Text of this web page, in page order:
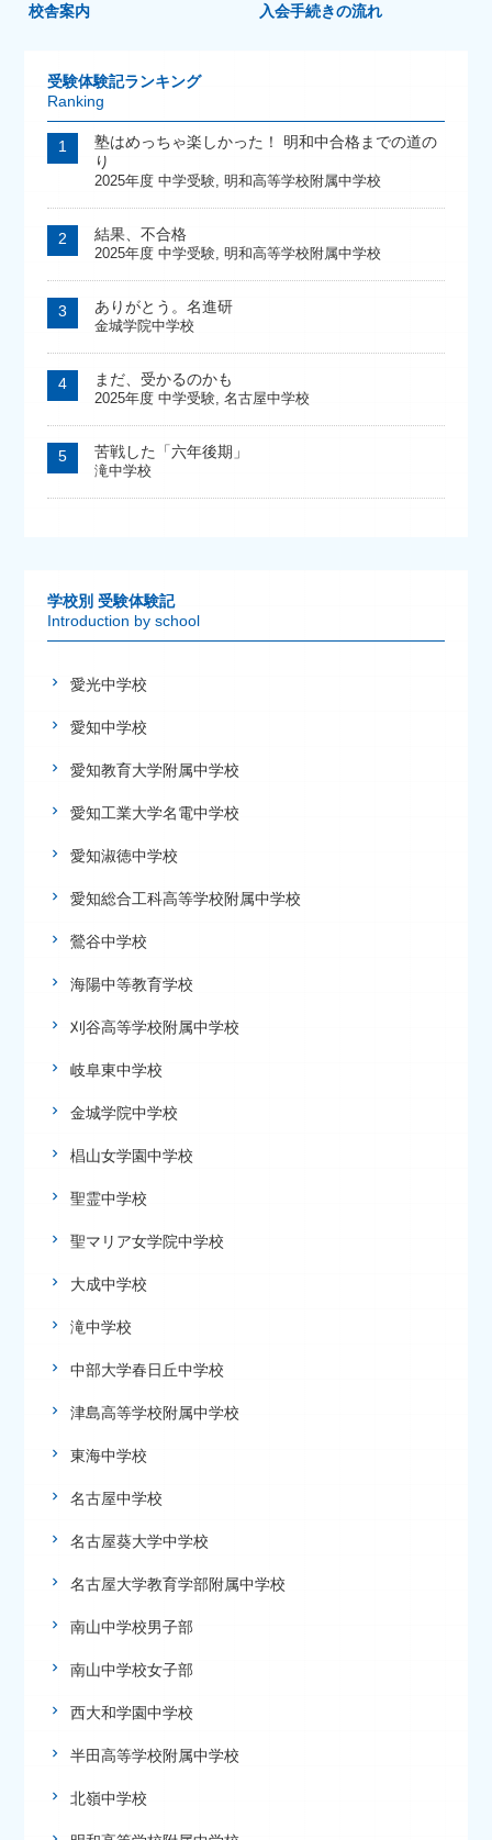
校舎案内 入会手続きの流れ
受験体験記ランキング
Ranking
塾はめっちゃ楽しかった！ 明和中合格までの道の
り
2025年度 中学受験, 明和高等学校附属中学校
結果、不合格
2025年度 中学受験, 明和高等学校附属中学校
ありがとう。名進研
金城学院中学校
まだ、受かるのかも
2025年度 中学受験, 名古屋中学校
苦戦した「六年後期」
滝中学校
学校別 受験体験記
Introduction by school
愛光中学校
愛知中学校
愛知教育大学附属中学校
愛知工業大学名電中学校
愛知淑徳中学校
愛知総合工科高等学校附属中学校
鶯谷中学校
海陽中等教育学校
刈谷高等学校附属中学校
岐阜東中学校
金城学院中学校
椙山女学園中学校
聖霊中学校
聖マリア女学院中学校
大成中学校
滝中学校
中部大学春日丘中学校
津島高等学校附属中学校
東海中学校
名古屋中学校
名古屋葵大学中学校
名古屋大学教育学部附属中学校
南山中学校男子部
南山中学校女子部
西大和学園中学校
半田高等学校附属中学校
北嶺中学校